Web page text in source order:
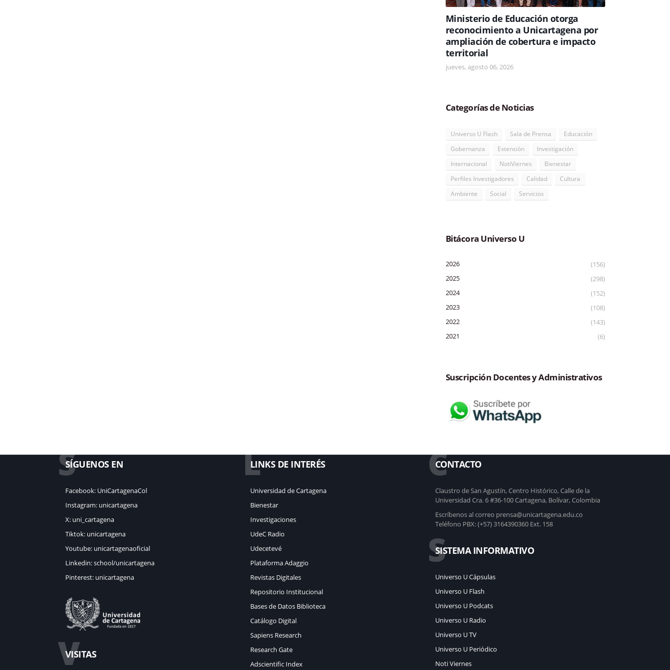
Ministerio de Educación otorga
reconocimiento a Unicartagena por
ampliación de cobertura e impacto
territorial
jueves, agosto 06, 2026
Categorías de Noticias
Universo U Flash Sala de Prensa
Educación
Gobernanza
Extensión
Investigación
Internacional
NotiViernes
Bienestar
Perfiles Investigadores
Calidad
Cultura
Ambiente
Social Servicios
Bitácora Universo U
2026
(156)
2025
(298)
2024
(152)
2023
(108)
2022
(143)
2021
(6)
Suscripción Docentes y Administrativos
S
SÍGUENOS EN
Facebook: UniCartagenaCol
Instagram: unicartagena
X: uni_cartagena
Tiktok: unicartagena
Youtube: unicartagenaoficial
Linkedin: school/unicartagena
Pinterest: unicartagena
V
VISITAS
LLINKS DE INTERÉS
Universidad de Cartagena
Bienestar
Investigaciones
UdeC Radio
Udecetevé
Plataforma Adaggio
Revistas Digitales
Repositorio Institucional
Bases de Datos Biblioteca
Catálogo Digital
Sapiens Research
Research Gate
Adscientific Index
C
CONTACTO
Claustro de San Agustín, Centro Histórico, Calle de la
Universidad Cra. 6 #36-100 Cartagena, Bolívar, Colombia
Escríbenos al correo prensa@unicartagena.edu.co
Teléfono PBX: (+57) 3164390360 Ext. 158
S
SISTEMA INFORMATIVO
Universo U Cápsulas
Universo U Flash
Universo U Podcats
Universo U Radio
Universo U TV
Universo U Periódico
Noti Viernes